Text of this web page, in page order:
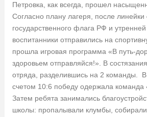
Петровка, как всегда, прошел
Согласно плану лагеря, после
государственного флага РФ и утренней
воспитанники отправились на
прошла игровая программа «В путь-
здоровьем отправляйся!». В
отряда, разделившись на 2 команды. В
счетом 10:6 победу одержала команда
Затем ребята занимались
школы: пропалывали клумбы,